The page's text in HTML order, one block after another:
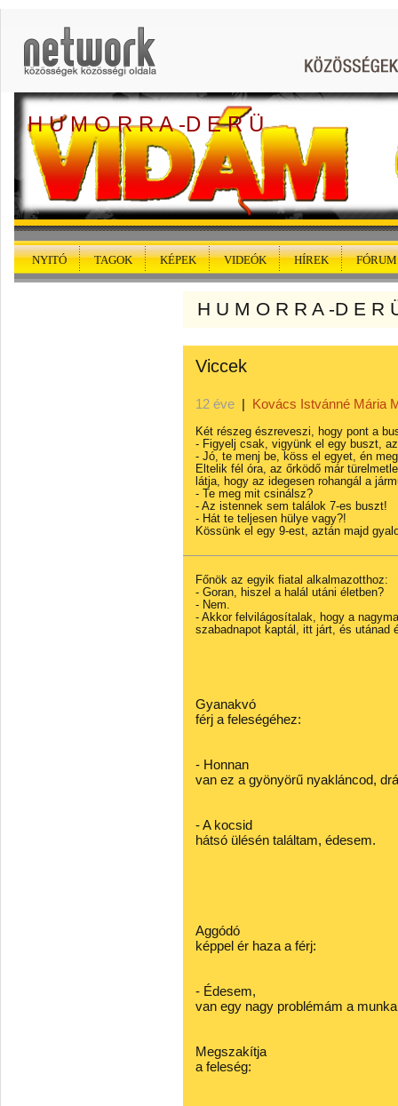
H U M O R R A -D E R Ü
NYITÓ TAGOK KÉPEK VIDEÓK HÍREK FÓRUM
H U M O R R A -D E R
Viccek
12 éve | Kovács Istvánné Mária
Két részeg észreveszi, hogy pont a
- Figyelj csak, vigyünk el egy buszt,
- Jó, te menj be, köss el egyet, én
Eltelik fél óra, az őrködő már
látja, hogy az idegesen rohangál a
- Te meg mit csinálsz?
- Az istennek sem találok 7-es buszt!
- Hát te teljesen hülye vagy?!
Kössünk el egy 9-est, aztán majd
Főnök az egyik fiatal alkalmazotthoz:
- Goran, hiszel a halál utáni életben?
- Nem.
- Akkor felvilágosítalak, hogy a
szabadnapot kaptál, itt járt, és utánad
Gyanakvó
férj a feleségéhez:
- Honnan
van ez a gyönyörű nyakláncod,
- A kocsid
hátsó ülésén találtam, édesem.
Aggódó
képpel ér haza a férj:
- Édesem,
van egy nagy problémám a
Megszakítja
a feleség: